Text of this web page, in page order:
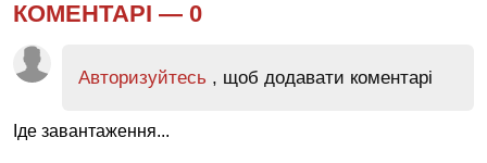
КОМЕНТАРІ — 0
Авторизуйтесь , щоб додавати коментарі
Іде завантаження...